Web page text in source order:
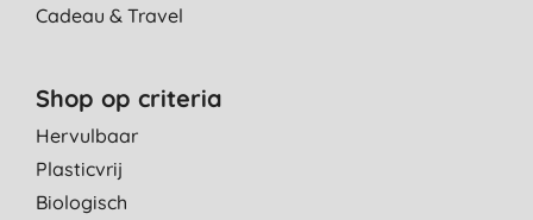
Cadeau & Travel
Shop op criteria
Hervulbaar
Plasticvrij
Biologisch